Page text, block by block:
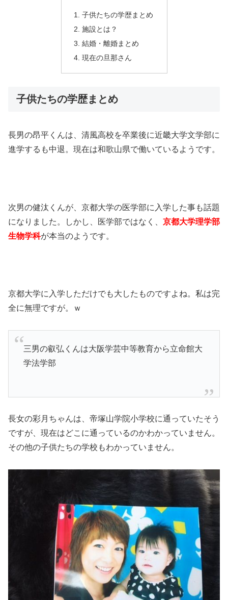
子供たちの学歴まとめ
施設とは？
結婚・離婚まとめ
現在の旦那さん
子供たちの学歴まとめ
長男の昂平くんは、清風高校を卒業後に近畿大学文学部に
進学するも中退。現在は和歌山県で働いているようです。
次男の健汰くんが、京都大学の医学部に入学した事も話題
になりました。しかし、医学部ではなく、 京都大学理学部
生物学科が本当のようです。
京都大学に入学しただけでも大したものですよね。私は完
全に無理ですが。ｗ
三男の叡弘くんは大阪学芸中等教育から立命館大
学法学部
長女の彩月ちゃんは、帝塚山学院小学校に通っていたそう
ですが、現在はどこに通っているのかわかっていません。
その他の子供たちの学校もわかっていません。